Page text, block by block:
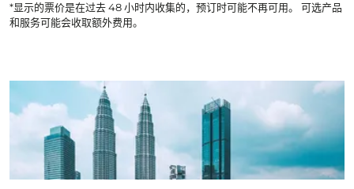
*显示的票价是在过去 48 小时内收集的，预订时可能不再可用。 可选产品
和服务可能会收取额外费用。